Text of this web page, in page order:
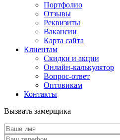
Портфолио
Отзывы
Реквизиты
Вакансии
Карта сайта
Клиентам
Скидки и акции
Онлайн-калькулятор
Вопрос-ответ
Оптовикам
Контакты
Вызвать замерщика